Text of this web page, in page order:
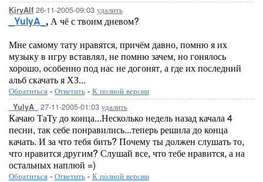
KiryAlf 26-11-2005-09:03 удалить
_YulyA_ ,А чё с твоим дневом?
Мне самому тату нравятся, причём давно, помню я их
музыку в игру вставлял, не помню зачем, но гонялось
хорошо, особенно под нас не догонят, а где их последний
альб скачать я ХЗ...
Обратиться - Ответить - К полной версии
_YulyA_ 27-11-2005-01:03 удалить
Качаю ТаТу до конца...Несколько недель назад качала 4
песни, так себе понравились...теперь решила до конца
качать. И за что тебя бить? Почему ты должен слушать то,
что нравится другим? Слушай все, что тебе нравится, а на
остальных наплюй =)
Обратиться - Ответить - К полной версии